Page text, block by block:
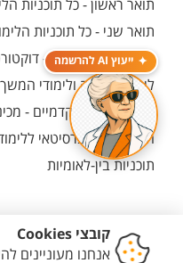
ייעוץ AI להרשמה
תואר ראשון - כל תוכניות
תואר שני - כל תוכניות
לימודי תואר שלישי -
לימודי תעודה ולימודי המשך
לימודים קדם אקדמיים -
המרכז האוניברסיטאי
תוכניות בין-לאומיות